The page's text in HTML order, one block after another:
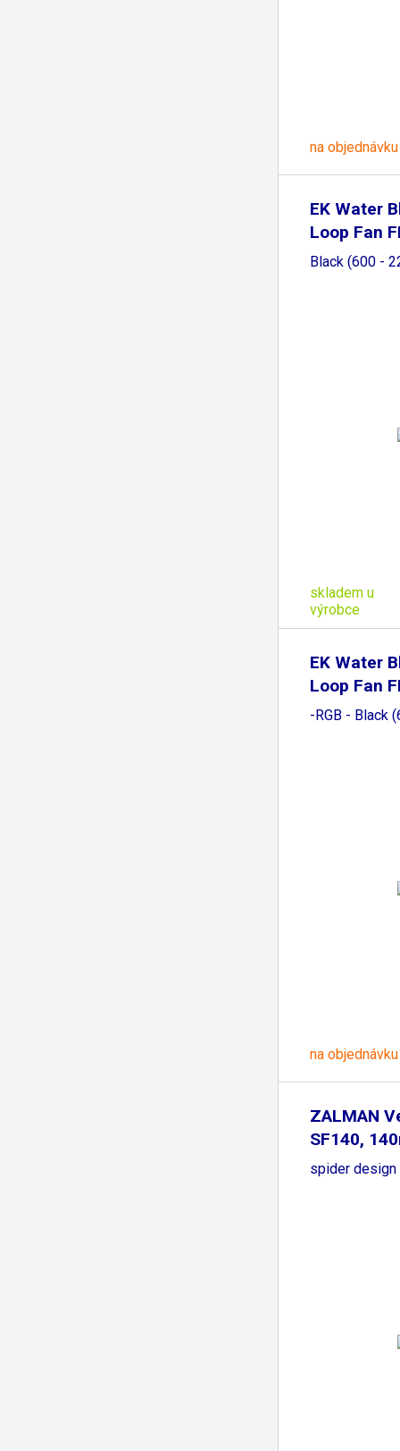
na objednávku
EK Water
Loop Fan
Black (600 -
skladem u
výrobce
EK Water
Loop Fan
-RGB - Black
na objednávku
ZALMAN
SF140,
spider design